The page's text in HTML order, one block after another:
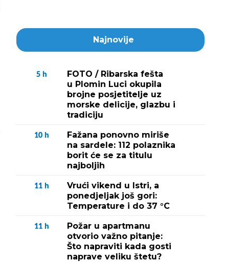
Najnovije
5 h
FOTO / Ribarska fešta
u Plomin Luci okupila
brojne posjetitelje uz
morske delicije, glazbu i
tradiciju
10 h
Fažana ponovno miriše
na sardele: 112 polaznika
borit će se za titulu
najboljih
11 h
Vrući vikend u Istri, a
ponedjeljak još gori:
Temperature i do 37 °C
11 h
Požar u apartmanu
otvorio važno pitanje:
Što napraviti kada gosti
naprave veliku štetu?